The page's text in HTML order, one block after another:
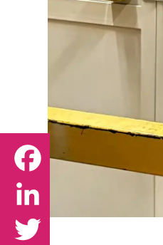
Facebook
LinkedIn